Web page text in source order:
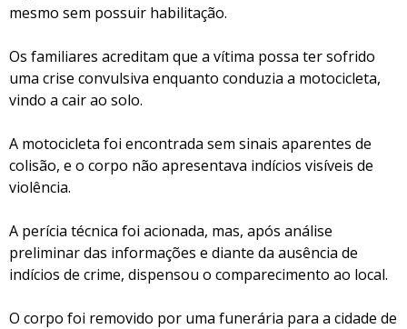
mesmo sem possuir habilitação.
Os familiares acreditam que a vítima possa ter sofrido
uma crise convulsiva enquanto conduzia a motocicleta,
vindo a cair ao solo.
A motocicleta foi encontrada sem sinais aparentes de
colisão, e o corpo não apresentava indícios visíveis de
violência.
A perícia técnica foi acionada, mas, após análise
preliminar das informações e diante da ausência de
indícios de crime, dispensou o comparecimento ao local.
O corpo foi removido por uma funerária para a cidade de